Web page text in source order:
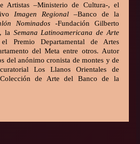
Artistas –Ministerio de Cultura-, el
Imagen Regional –Banco de la
Nominados -Fundación Gilberto
la Semana Latinoamericana de Arte
Premio Departamental
de Artes
del Meta entre otros. Autor
del anónimo cronista de montes y de
Los Llanos Orientales de
de Arte del Banco de la